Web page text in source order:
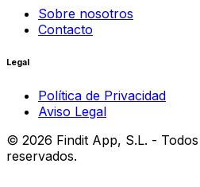
Sobre nosotros
Contacto
Legal
Política de Privacidad
Aviso Legal
© 2026 Findit App, S.L. -
reservados.